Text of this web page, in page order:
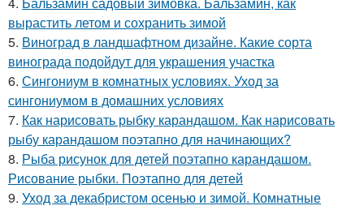
вырастить летом и сохранить зимой
5. Виноград в ландшафтном дизайне. Какие сорта
винограда подойдут для украшения участка
6. Сингониум в комнатных условиях. Уход за
сингониумом в домашних условиях
7. Как нарисовать рыбку карандашом. Как нарисовать
рыбу карандашом поэтапно для начинающих?
8. Рыба рисунок для детей поэтапно карандашом.
Рисование рыбки. Поэтапно для детей
9. Уход за декабристом осенью и зимой. Комнатные